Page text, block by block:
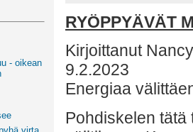
- oikean
RYÖPPYÄVÄT
Kirjoittanut
9.2.2023
Energiaa
Pohdiskelen